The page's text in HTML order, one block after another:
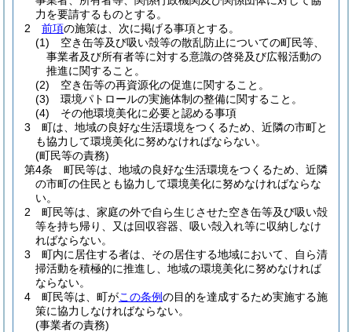
力を要請するものとする。
2
前項の施策は、次に掲げる事項とする。
(1)
空き缶等及び吸い殻等の散乱防止についての町民等、
事業者及び所有者等に対する意識の啓発及び広報活動の
推進に関すること。
(2)
空き缶等の再資源化の促進に関すること。
(3)
環境パトロールの実施体制の整備に関すること。
(4)
その他環境美化に必要と認める事項
3
町は、地域の良好な生活環境をつくるため、近隣の市町と
も協力して環境美化に努めなければならない。
(町民等の責務)
第4条
町民等は、地域の良好な生活環境をつくるため、近隣
の市町の住民とも協力して環境美化に努めなければならな
い。
2
町民等は、家庭の外で自ら生じさせた空き缶等及び吸い殻
等を持ち帰り、又は回収容器、吸い殻入れ等に収納しなけ
ればならない。
3
町内に居住する者は、その居住する地域において、自ら清
掃活動を積極的に推進し、地域の環境美化に努めなければ
ならない。
4
町民等は、町がこの条例の目的を達成するため実施する施
策に協力しなければならない。
(事業者の責務)